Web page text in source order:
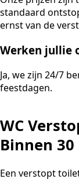
standaard
ernst van de
Werken jullie
Ja, we zijn 24/7
feestdagen.
WC
Binnen
Een verstopt